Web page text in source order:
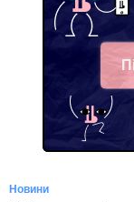
Новини